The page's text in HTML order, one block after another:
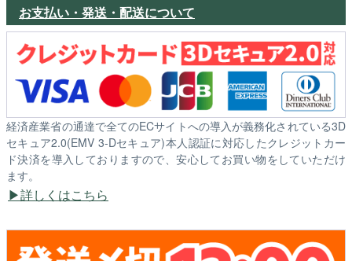
お支払い・発送・配送について
経済産業省の通達で全てのECサイトへの導入が義務化されている3D
セキュア2.0(EMV 3-Dセキュア)本人認証に対応したクレジットカー
ド決済を導入しておりますので、安心してお買い物をしていただけ
ます。
詳しくはこちら